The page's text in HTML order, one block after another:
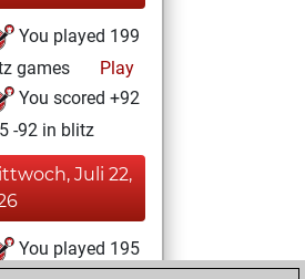
You played 199
games
Play
You scored +92
-92 in blitz
Juli 22,
You played 195